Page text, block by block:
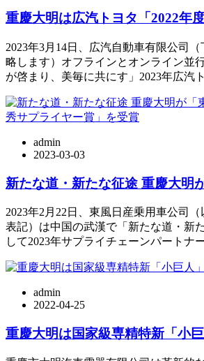
重慶大明は広汽トヨタ「2022年
2023年3月14日、広汽自動車有限公司
略します）オフラインとオンライン並
が啓まり、美毎に共にす」2023年広汽
admin
2023-03-03
新たな道・新たな征途 重慶大明
2023年2月22日、東風日産乗用車公司
表記）は中国の武漢で「新たな道・新
して2023年サプライチェーンパートナ
admin
2022-04-25
重慶大明は国家級専精特新「小